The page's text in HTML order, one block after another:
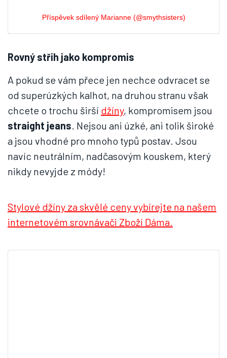
Příspěvek sdílený Marianne (@smythsisters)
Rovný střih jako kompromis
A pokud se vám přece jen nechce odvracet se
od superúzkých kalhot, na druhou stranu však
chcete o trochu širší džíny, kompromisem jsou
straight jeans. Nejsou ani úzké, ani tolik široké
a jsou vhodné pro mnoho typů postav. Jsou
navíc neutrálním, nadčasovým kouskem, který
nikdy nevyjde z módy!
Stylové džíny za skvělé ceny vybírejte na našem
internetovém srovnávači Zboží Dáma.